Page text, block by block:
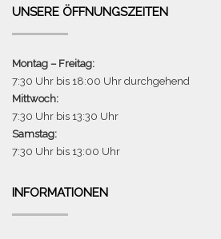
UNSERE ÖFFNUNGSZEITEN
Montag – Freitag:
7:30 Uhr bis 18:00 Uhr durchgehend
Mittwoch:
7:30 Uhr bis 13:30 Uhr
Samstag:
7:30 Uhr bis 13:00 Uhr
INFORMATIONEN